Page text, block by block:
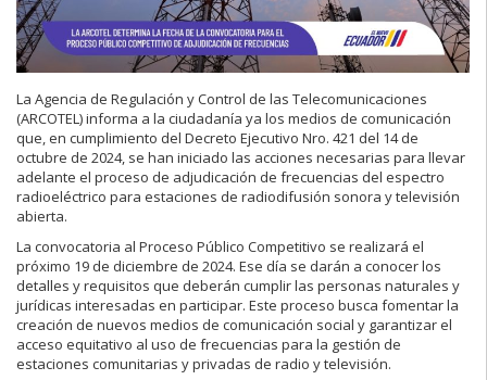
La Agencia de Regulación y Control de las Telecomunicaciones
(ARCOTEL) informa a la ciudadanía ya los medios de comunicación
que, en cumplimiento del Decreto Ejecutivo Nro. 421 del 14 de
octubre de 2024, se han iniciado las acciones necesarias para llevar
adelante el proceso de adjudicación de frecuencias del espectro
radioeléctrico para estaciones de radiodifusión sonora y televisión
abierta.
La convocatoria al Proceso Público Competitivo se realizará el
próximo 19 de diciembre de 2024. Ese día se darán a conocer los
detalles y requisitos que deberán cumplir las personas naturales y
jurídicas interesadas en participar. Este proceso busca fomentar la
creación de nuevos medios de comunicación social y garantizar el
acceso equitativo al uso de frecuencias para la gestión de
estaciones comunitarias y privadas de radio y televisión.